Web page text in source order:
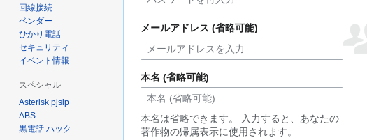
メールアドレス (省略可能)
本名 (省略可能)
本名は省略できます。 入力すると、あなたの
著作物の帰属表示に使用されます。
回線接続
ベンダー
ひかり電話
セキュリティ
イベント情報
スペシャル
Asterisk pjsip
ABS
黒電話 ハック